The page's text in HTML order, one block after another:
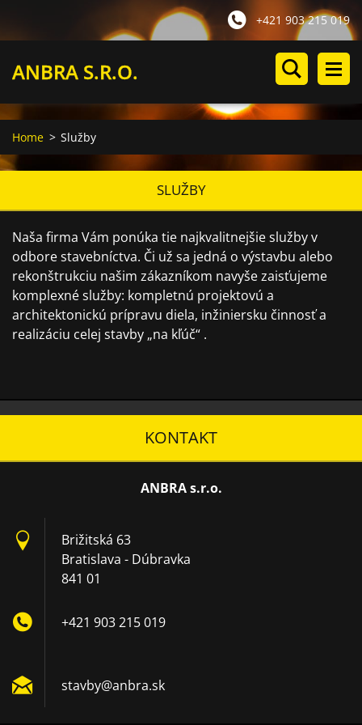
+421 903 215 019
ANBRA S.R.O.
Home > Služby
SLUŽBY
Naša firma Vám ponúka tie najkvalitnejšie služby v
odbore stavebníctva. Či už sa jedná o výstavbu alebo
rekonštrukciu našim zákazníkom navyše zaisťujeme
komplexné služby: kompletnú projektovú a
architektonickú prípravu diela, inžiniersku činnosť a
realizáciu celej stavby „na kľúč“ .
KONTAKT
ANBRA s.r.o.
Brižitská 63
Bratislava - Dúbravka
841 01
+421 903 215 019
stavby@anbra.sk